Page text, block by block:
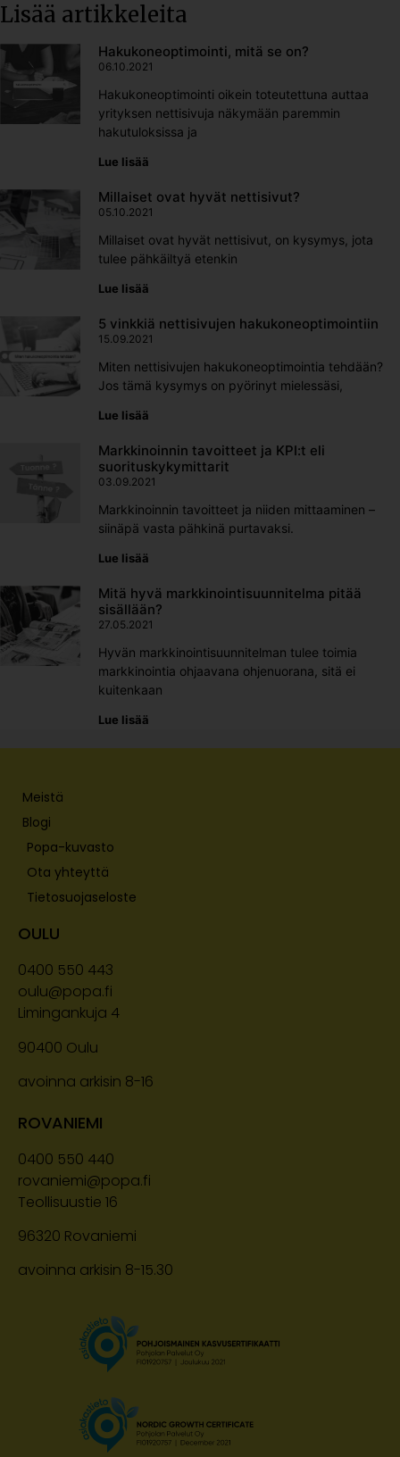
Lisää artikkeleita
Hakukoneoptimointi, mitä se on?
06.10.2021
Hakukoneoptimointi oikein toteutettuna auttaa
yrityksen nettisivuja näkymään paremmin
hakutuloksissa ja
Lue lisää
Millaiset ovat hyvät nettisivut?
05.10.2021
Millaiset ovat hyvät nettisivut, on kysymys, jota
tulee pähkäiltyä etenkin
Lue lisää
5 vinkkiä nettisivujen hakukoneoptimointiin
15.09.2021
Miten nettisivujen hakukoneoptimointia tehdään?
Jos tämä kysymys on pyörinyt mielessäsi,
Lue lisää
Markkinoinnin tavoitteet ja KPI:t eli
suorituskykymittarit
03.09.2021
Markkinoinnin tavoitteet ja niiden mittaaminen –
siinäpä vasta pähkinä purtavaksi.
Lue lisää
Mitä hyvä markkinointisuunnitelma pitää
sisällään?
27.05.2021
Hyvän markkinointisuunnitelman tulee toimia
markkinointia ohjaavana ohjenuorana, sitä ei
kuitenkaan
Lue lisää
Meistä
Blogi
Popa-kuvasto
Ota yhteyttä
Tietosuojaseloste
OULU
0400 550 443
oulu@popa.fi
Limingankuja 4
90400 Oulu
avoinna arkisin 8-16
ROVANIEMI
0400 550 440
rovaniemi@popa.fi
Teollisuustie 16
96320 Rovaniemi
avoinna arkisin 8-15.30